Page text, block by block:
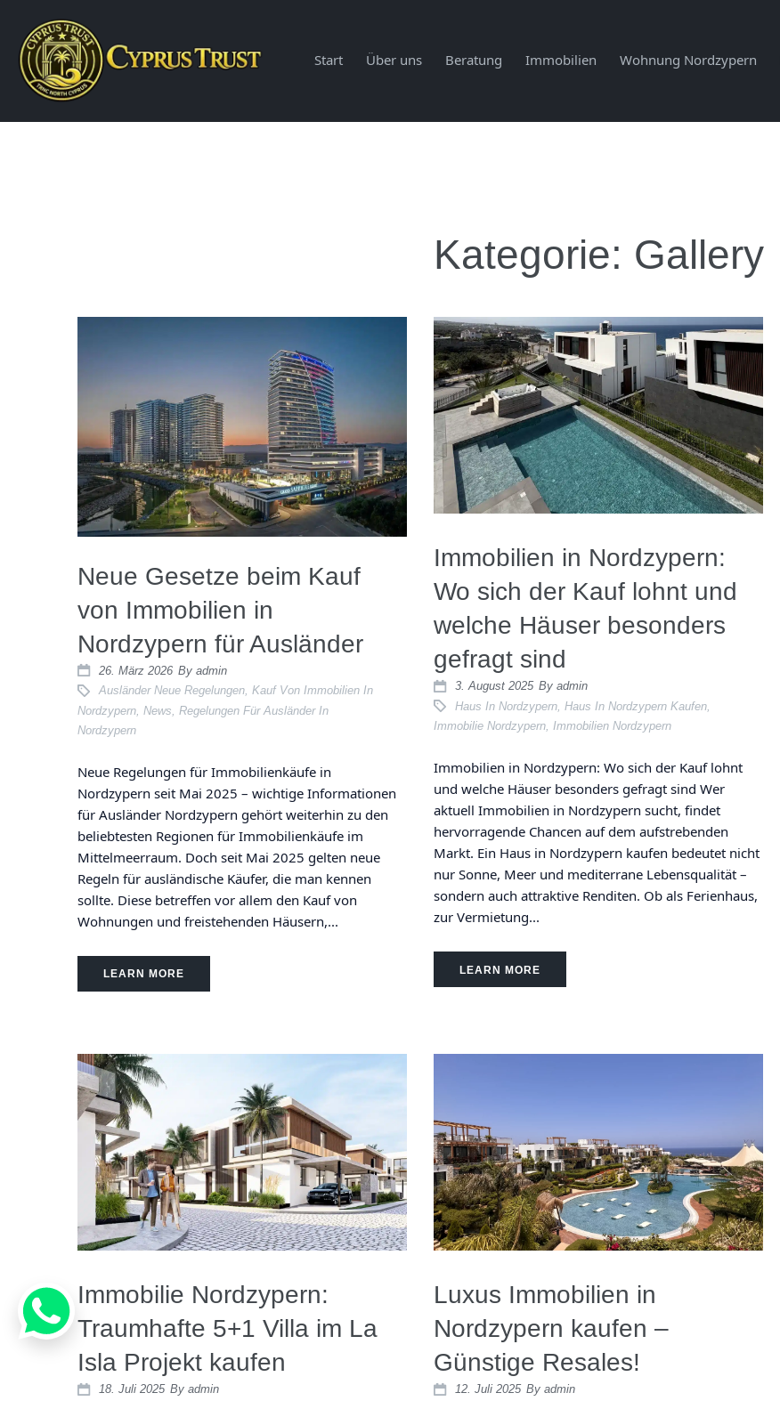
Start Über uns Beratung Immobilien Wohnung Nordzypern
Kategorie: Gallery
Neue Gesetze beim Kauf
von Immobilien in
Nordzypern für Ausländer
26. März 2026 By admin
Ausländer Neue Regelungen, Kauf Von Immobilien In
Nordzypern News Regelungen Für Ausländer In
Nordzypern
Neue Regelungen für Immobilienkäufe in
Nordzypern seit Mai 2025 – wichtige Informationen
für Ausländer Nordzypern gehört weiterhin zu den
beliebtesten Regionen für Immobilienkäufe im
Mittelmeerraum. Doch seit Mai 2025 gelten neue
Regeln für ausländische Käufer, die man kennen
sollte. Diese betreffen vor allem den Kauf von
Wohnungen und freistehenden Häusern,...
LEARN MORE
Immobilien in Nordzypern:
Wo sich der Kauf lohnt und
welche Häuser besonders
gefragt sind
3. August 2025 By admin
Haus In Nordzypern Haus In Nordzypern Kaufen
Immobilie Nordzypern, Immobilien Nordzypern
Immobilien in Nordzypern: Wo sich der Kauf lohnt
und welche Häuser besonders gefragt sind Wer
aktuell Immobilien in Nordzypern sucht, findet
hervorragende Chancen auf dem aufstrebenden
Markt. Ein Haus in Nordzypern kaufen bedeutet nicht
nur Sonne, Meer und mediterrane Lebensqualität –
sondern auch attraktive Renditen. Ob als Ferienhaus,
zur Vermietung...
LEARN MORE
Immobilie Nordzypern:
Traumhafte 5+1 Villa im La
Isla Projekt kaufen
18. Juli 2025 By admin
Luxus Immobilien in
Nordzypern kaufen –
Günstige Resales!
12. Juli 2025 By admin